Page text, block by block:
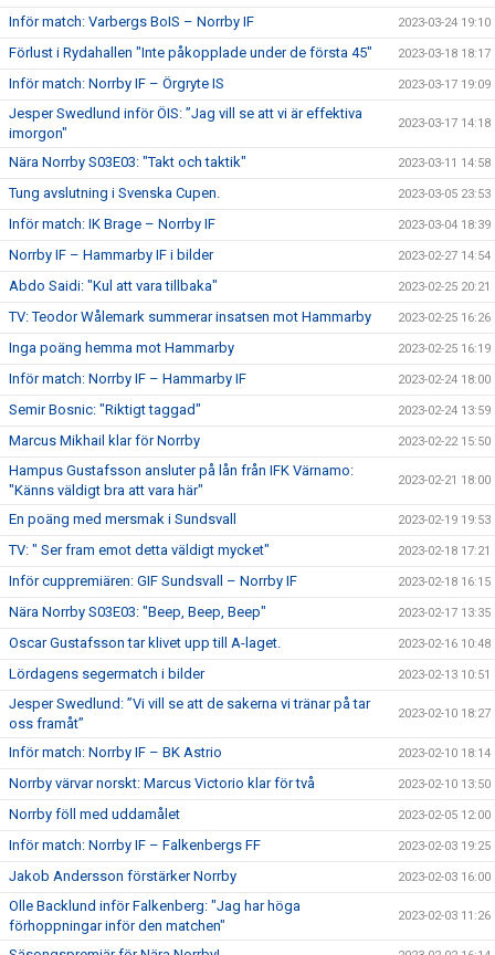
Inför match: Varbergs BoIS – Norrby IF 2023-03-24 19:10
Förlust i Rydahallen "Inte påkopplade under de första 45" 2023-03-18 18:17
Inför match: Norrby IF – Örgryte IS 2023-03-17 19:09
Jesper Swedlund inför ÖIS: ”Jag vill se att vi är effektiva
imorgon"
2023-03-17 14:18
Nära Norrby S03E03: "Takt och taktik" 2023-03-11 14:58
Tung avslutning i Svenska Cupen. 2023-03-05 23:53
Inför match: IK Brage – Norrby IF 2023-03-04 18:39
Norrby IF – Hammarby IF i bilder 2023-02-27 14:54
Abdo Saidi: "Kul att vara tillbaka" 2023-02-25 20:21
TV: Teodor Wålemark summerar insatsen mot Hammarby 2023-02-25 16:26
Inga poäng hemma mot Hammarby 2023-02-25 16:19
Inför match: Norrby IF – Hammarby IF 2023-02-24 18:00
Semir Bosnic: "Riktigt taggad" 2023-02-24 13:59
Marcus Mikhail klar för Norrby 2023-02-22 15:50
Hampus Gustafsson ansluter på lån från IFK Värnamo:
"Känns väldigt bra att vara här"
2023-02-21 18:00
En poäng med mersmak i Sundsvall 2023-02-19 19:53
TV: " Ser fram emot detta väldigt mycket" 2023-02-18 17:21
Inför cuppremiären: GIF Sundsvall – Norrby IF 2023-02-18 16:15
Nära Norrby S03E03: "Beep, Beep, Beep" 2023-02-17 13:35
Oscar Gustafsson tar klivet upp till A-laget. 2023-02-16 10:48
Lördagens segermatch i bilder 2023-02-13 10:51
Jesper Swedlund: ”Vi vill se att de sakerna vi tränar på tar
oss framåt”
2023-02-10 18:27
Inför match: Norrby IF – BK Astrio 2023-02-10 18:14
Norrby värvar norskt: Marcus Victorio klar för två 2023-02-10 13:50
Norrby föll med uddamålet 2023-02-05 12:00
Inför match: Norrby IF – Falkenbergs FF 2023-02-03 19:25
Jakob Andersson förstärker Norrby 2023-02-03 16:00
Olle Backlund inför Falkenberg: "Jag har höga
förhoppningar inför den matchen"
2023-02-03 11:26